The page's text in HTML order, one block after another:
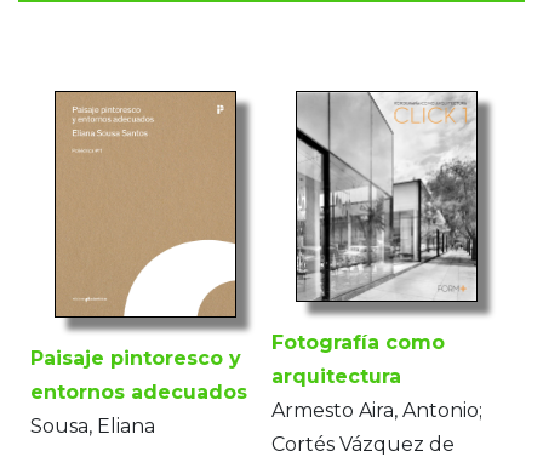
Paisaje pintoresco y
entornos adecuados
Sousa, Eliana
Fotografía como
arquitectura
Armesto Aira, Antonio;
Cortés Vázquez de